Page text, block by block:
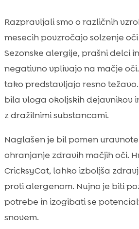
Razpravljali smo o različnih
mesecih povzročajo solzenje
Sezonske alergije, prašni delci
negativno vplivajo na mačje
tako predstavljajo resno
bila vloga okoljskih dejavnikov
z dražilnimi substancami.
Naglašen je bil pomen
ohranjanje zdravih mačjih oči.
CricksyCat, lahko izboljša
proti alergenom. Nujno je biti
potrebe in izogibati se
snovem.